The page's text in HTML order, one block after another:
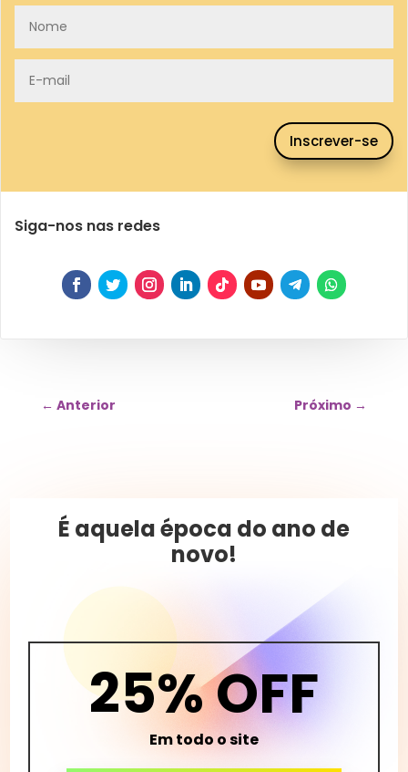
Inscrever-se
Siga-nos nas redes
← Anterior Próximo →
É aquela época do ano de
novo!
25% OFF
Em todo o site